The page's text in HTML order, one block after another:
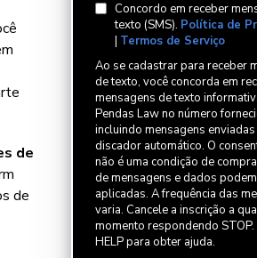
Concordo em receber
texto (SMS). Política de
| Termos de Serviço
Ao se cadastrar para receber
de texto, você concorda em
mensagens de texto
Pendas Law no número
incluindo mensagens
discador automático. O
não é uma condição de
de mensagens e dados
aplicadas. A frequência das
varia. Cancele a inscrição a
momento respondendo
HELP para obter ajuda.
de
de